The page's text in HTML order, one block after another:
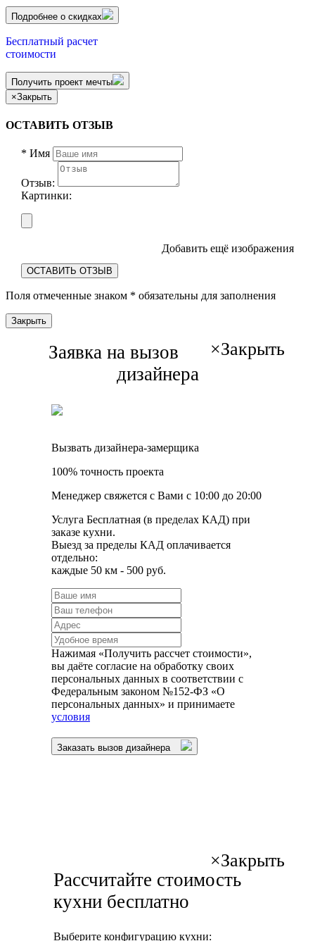
Подробнее о скидках
Бесплатный расчет
стоимости
Получить проект мечты
×Закрыть
ОСТАВИТЬ ОТЗЫВ
* Имя
Отзыв:
Картинки:
Добавить ещё изображения
ОСТАВИТЬ ОТЗЫВ
Поля отмеченные знаком * обязательны для заполнения
Закрыть
×Закрыть
Заявка на вызов
дизайнера
Вызвать дизайнера-замерщика
100% точность проекта
Менеджер свяжется с Вами с 10:00 до 20:00
Услуга Бесплатная (в пределах КАД) при
заказе кухни.
Выезд за пределы КАД оплачивается
отдельно:
каждые 50 км - 500 руб.
Нажимая «Получить рассчет стоимости»,
вы даёте согласие на обработку своих
персональных данных в соответствии с
Федеральным законом №152-ФЗ «О
персональных данных» и принимаете
условия
Заказать вызов дизайнера
×Закрыть
Рассчитайте стоимость
кухни бесплатно
Выберите конфигурацию кухни: